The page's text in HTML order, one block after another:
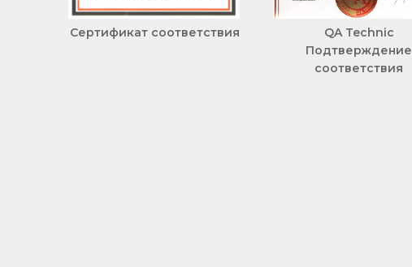
Сертификат соответствия
QA Technic
Подтверждение
соответствия